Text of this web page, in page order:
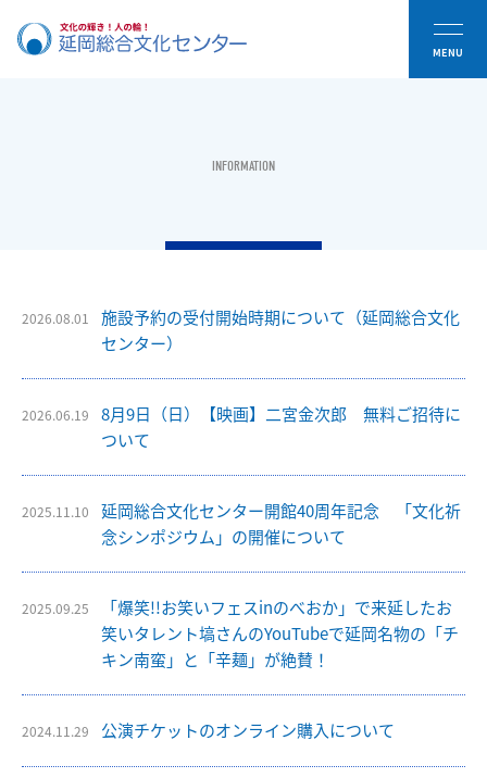
INFORMATION
2026.08.01
施設予約の受付開始時期について（延岡総合文化
センター）
2026.06.19
8月9日（日）【映画】二宮金次郎 無料ご招待に
ついて
2025.11.10
延岡総合文化センター開館40周年記念 「文化祈
念シンポジウム」の開催について
2025.09.25
「爆笑!!お笑いフェスinのべおか」で来延したお
笑いタレント塙さんのYouTubeで延岡名物の「チ
キン南蛮」と「辛麺」が絶賛！
2024.11.29 公演チケットのオンライン購入について